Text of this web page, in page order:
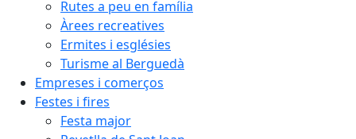
Rutes a peu en família
Àrees recreatives
Ermites i esglésies
Turisme al Berguedà
Empreses i comerços
Festes i fires
Festa major